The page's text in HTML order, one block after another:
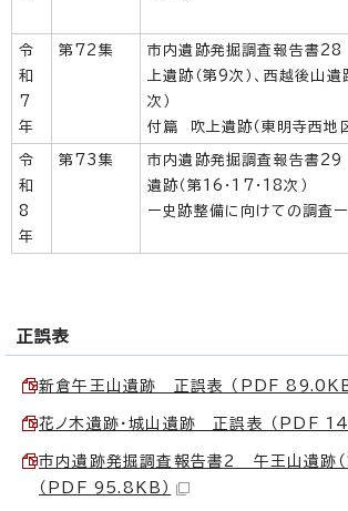
令
和
7
年
第72集
市内遺跡発掘調査報告書
上遺跡（第9次）、西越後山遺
次）
付篇 吹上遺跡（東明寺西地
令
和
8
年
第73集
市内遺跡発掘調査報告書
遺跡（第16・17・18次）
ー史跡整備に向けての調査ー
正誤表
新倉午王山遺跡 正誤表 （PDF 89.0KB
花ノ木遺跡・城山遺跡 正誤表 （PDF
市内遺跡発掘調査報告書2 午王山遺跡
（PDF 95.8KB）